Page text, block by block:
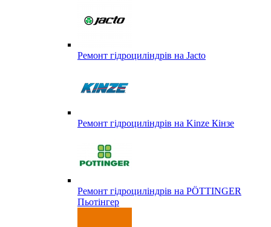
Ремонт гідроциліндрів на Jacto
Ремонт гідроциліндрів на Kinze Кінзе
Ремонт гідроциліндрів на PÖTTINGER
Пьотінгер